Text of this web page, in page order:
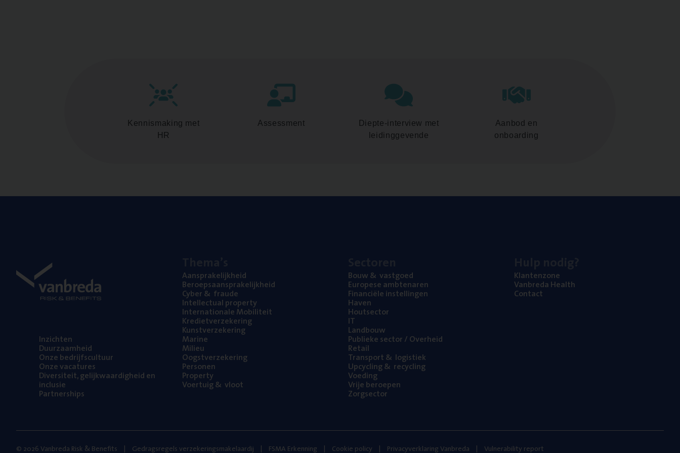
Kennismaking met
HR
Assessment
Diepte-interview met
leidinggevende
Aanbod en
onboarding
Inzich­ten
Duur­zaam­heid
Onze bedrijfs­cul­tuur
Onze vaca­tu­res
Diver­si­teit, gelijk­waar­dig­heid en
inclusie
Part­ner­ships
Aan­spra­ke­lijk­heid
Beroeps­aan­spra­ke­lijk­heid
Cyber& fraude
Intel­lec­tu­al property
Inter­na­ti­o­na­le Mobiliteit
Kre­diet­ver­ze­ke­ring
Kunst­ver­ze­ke­ring
Mari­ne
Mili­eu
Oogst­ver­ze­ke­ring
Per­so­nen
Pro­per­ty
Voer­tuig& vloot
Bouw& vastgoed
Euro­pe­se ambtenaren
Finan­ci­ë­le instellingen
Haven
Hout­sec­tor
IT
Land­bouw
Publie­ke sec­tor / Overheid
Retail
Trans­port& logistiek
Upcy­cling& recycling
Voe­ding
Vrije beroe­pen
Zorg­sec­tor
Klan­ten­zo­ne
Van­b­re­da Health
Con­tact
© 2026 Vanbreda Risk & Benefits Gedragsregels verzekeringsmakelaardij FSMA Erkenning Cookie policy Privacyverklaring Vanbreda Vulnerability report